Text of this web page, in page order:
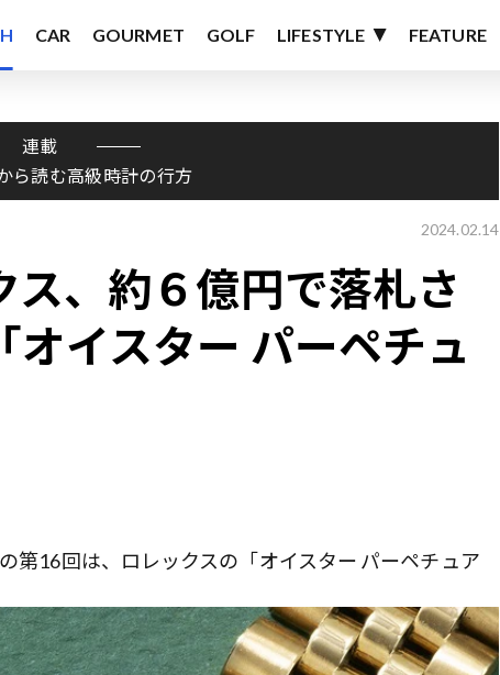
CAR GOURMET GOLF LIFESTYLE FEATURE
連載
ら読む高級時計の行方
2024.02.14
、約６億円で落札さ
イスター パーペチュ
の第16回は、ロレックスの「オイスター パーペチュア